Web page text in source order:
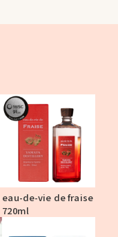
eau-de-vie de fraise
720ml